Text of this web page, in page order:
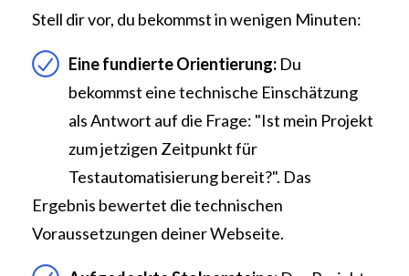
Stell dir vor, du bekommst in wenigen Minuten:
Eine fundierte Orientierung: Du
bekommst eine technische Einschätzung
als Antwort auf die Frage: "Ist mein Projekt
zum jetzigen Zeitpunkt für
Testautomatisierung bereit?". Das
Ergebnis bewertet die technischen
Voraussetzungen deiner Webseite.